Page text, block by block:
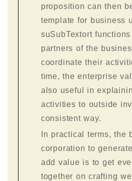
proposition can then
template for business
suSubTextort functions
partners of the
coordinate their
time, the enterprise
also useful in
activities to outside
consistent way.
In practical terms, the
corporation to
add value is to get
together on crafting